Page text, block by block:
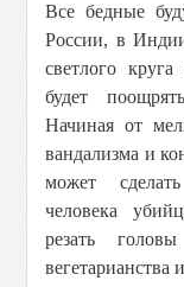
Все бедные
России, в
светлого
будет
Начиная от
вандализма и
может
человека
резать
вегетарианства